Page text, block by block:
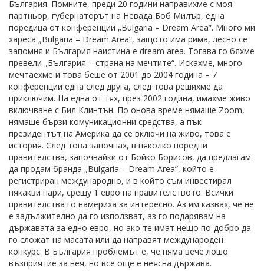
България. Помните, преди 20 години направихме с моя
партньор, губернаторът на Невада Боб Милър, една
поредица от конференции „Bulgaria – Dream Area”. Много ми
хареса „Bulgaria – Dream Area”, защото има рима, лесно се
запомня и България наистина е dream area. Тогава го бяхме
превели „България – страна на мечтите“. Искахме, много
мечтаехме и това беше от 2001 до 2004 година – 7
конференции една след друга, след това решихме да
приключим. На една от тях, през 2002 година, имахме живо
включване с Бил Клинтън. По онова време нямаше Zoom,
нямаше бързи комуникационни средства, а пък
президентът на Америка да се включи на живо, това е
история. След това започнах, в няколко поредни
правителства, започвайки от Бойко Борисов, да предлагам
да продам бранда „Bulgaria – Dream Area”, който е
регистриран международно, и в който съм инвестирал
някакви пари, срещу 1 евро на правителството. Всички
правителства го намериха за интересно. Аз им казвах, че не
е задължително да го използват, аз го подарявам на
държавата за едно евро, но ако те имат нещо по-добро да
го сложат на масата или да направят международен
конкурс. В България проблемът е, че няма вече лошо
възприятие за нея, но все още е неясна държава.